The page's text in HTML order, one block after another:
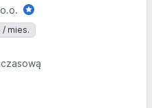
/ mies.